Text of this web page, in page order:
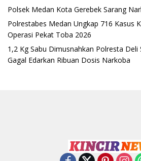
Polsek Medan Kota Gerebek Sarang
Polrestabes Medan Ungkap 716 Kasus
Operasi Pekat Toba 2026
1,2 Kg Sabu Dimusnahkan Polresta Deli
Gagal Edarkan Ribuan Dosis Narkoba